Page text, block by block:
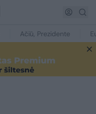
Ačiū, Prezidente